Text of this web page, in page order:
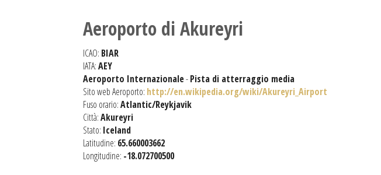
Aeroporto di Akureyri
ICAO: BIAR
IATA:AEY
Aeroporto Internazionale-Pista di atterraggio media
Sito web Aeroporto: http://en.wikipedia.org/wiki/Akureyri_Airport
Fuso orario:Atlantic/Reykjavik
Città:Akureyri
Stato: Iceland
Latitudine: 65.660003662
Longitudine: -18.072700500